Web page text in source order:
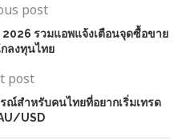
post
รวมแอพแจ้งเตือนจุดซื้อขาย
ลงทุนไทย
post
ณ์สำหรับคนไทยที่อยากเริ่มเทรด
USD